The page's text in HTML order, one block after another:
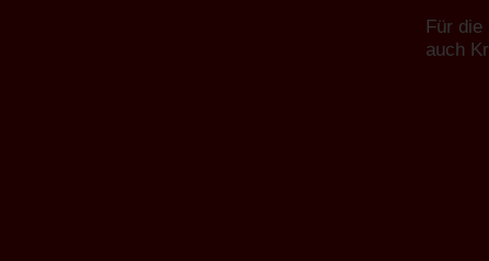
Für die
auch